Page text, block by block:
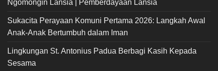
Ngomongin Lansia | Pemberdayaan Lansia
Sukacita Perayaan Komuni Pertama 2026: Langkah Awal
Anak-Anak Bertumbuh dalam Iman
Lingkungan St. Antonius Padua Berbagi Kasih Kepada
Sesama